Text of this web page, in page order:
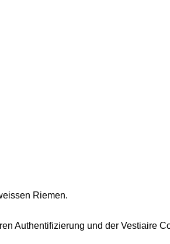
Riemen.
Authentifizierung und der Vestiaire